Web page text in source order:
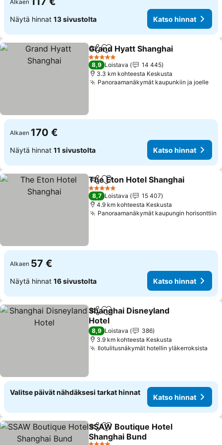
Alkaen
Näytä hinnat 13 sivustolta Katso hinnat
Jaa Lisää suosikkeihin
Grand Hyatt Shanghai
5 Tähtiluokitus
8,9 Loistava
14 445
3.3 km kohteesta Keskusta
Panoraamanäkymät kaupunkiin ja joelle
Alkaen 170 €
Näytä hinnat 11 sivustolta Katso hinnat
Jaa Lisää suosikkeihin
The Eton Hotel Shanghai
5 Tähtiluokitus
8,7 Loistava
15 407
4.9 km kohteesta Keskusta
Panoraamanäkymät kaupungin horisonttiin
Alkaen 57 €
Näytä hinnat 16 sivustolta Katso hinnat
Jaa Lisää suosikkeihin
Shanghai Disneyland
Hotel
Katso hinnat
8,9 Loistava
386
3.9 km kohteesta Keskusta
Ilotulitusnäkymät hotellin yläkerroksista
Valitse päivät nähdäksesi tarkat hinnat
Katso hinnat
Jaa Lisää suosikkeihin
SSAW Boutique Hotel
Shanghai Bund